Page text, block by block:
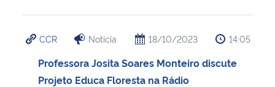
CCR Notícia 18/10/2023 14:05
Professora Josita Soares Monteiro discute
Projeto Educa Floresta na Rádio